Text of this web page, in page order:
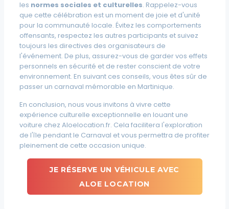
les normes sociales et culturelles. Rappelez-vous
que cette célébration est un moment de joie et d'unité
pour la communauté locale. Évitez les comportements
offensants, respectez les autres participants et suivez
toujours les directives des organisateurs de
l'événement. De plus, assurez-vous de garder vos effets
personnels en sécurité et de rester conscient de votre
environnement. En suivant ces conseils, vous êtes sûr de
passer un carnaval mémorable en Martinique.
En conclusion, nous vous invitons à vivre cette
expérience culturelle exceptionnelle en louant une
voiture chez Aloelocation.fr. Cela facilitera l'exploration
de l'île pendant le Carnaval et vous permettra de profiter
pleinement de cette occasion unique.
JE RÉSERVE UN VÉHICULE AVEC
ALOE LOCATION